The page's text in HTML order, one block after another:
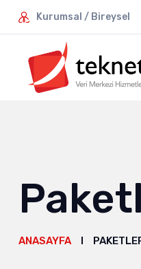
Kurumsal / Bireysel
ANASAYFA